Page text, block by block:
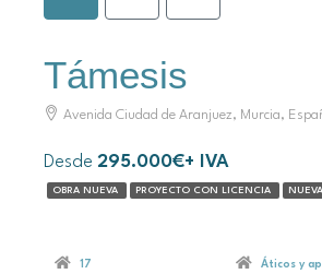
Támesis
Avenida Ciudad de Aranjuez, Murcia,
Desde 295.000€+ IVA
OBRA NUEVA PROYECTO CON LICENCIA
17 Áticos y